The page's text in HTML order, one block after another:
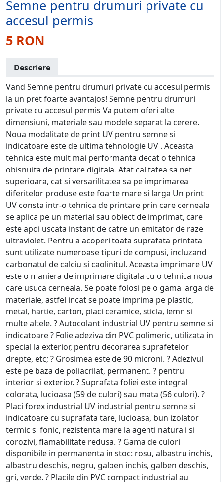
Semne pentru drumuri private cu
accesul permis
5 RON
Descriere
Vand Semne pentru drumuri private cu accesul permis
la un pret foarte avantajos! Semne pentru drumuri
private cu accesul permis Va putem oferi alte
dimensiuni, materiale sau modele separat la cerere.
Noua modalitate de print UV pentru semne si
indicatoare este de ultima tehnologie UV . Aceasta
tehnica este mult mai performanta decat o tehnica
obisnuita de printare digitala. Atat calitatea sa net
superioara, cat si versarilitatea sa pe imprimarea
diferitelor produse este foarte mare si larga Un print
UV consta intr-o tehnica de printare prin care cerneala
se aplica pe un material sau obiect de imprimat, care
este apoi uscata instant de catre un emitator de raze
ultraviolet. Pentru a acoperi toata suprafata printata
sunt utilizate numeroase tipuri de compusi, incluzand
carbonatul de calciu si caolinitul. Aceasta imprimare UV
este o maniera de imprimare digitala cu o tehnica noua
care usuca cerneala. Se poate folosi pe o gama larga de
materiale, astfel incat se poate imprima pe plastic,
metal, hartie, carton, placi ceramice, sticla, lemn si
multe altele. ? Autocolant industrial UV pentru semne si
indicatoare ? Folie adeziva din PVC polimeric, utilizata in
special la exterior, pentru decorarea suprafetelor
drepte, etc; ? Grosimea este de 90 microni. ? Adezivul
este pe baza de poliacrilat, permanent. ? pentru
interior si exterior. ? Suprafata foliei este integral
colorata, lucioasa (59 de culori) sau mata (56 culori). ?
Placi forex industrial UV industrial pentru semne si
indicatoare cu suprafata tare, lucioasa, bun izolator
termic si fonic, rezistenta mare la agenti naturali si
corozivi, flamabilitate redusa. ? Gama de culori
disponibile in permanenta in stoc: rosu, albastru inchis,
albastru deschis, negru, galben inchis, galben deschis,
gri, verde. ? Placile din PVC compact industrial au